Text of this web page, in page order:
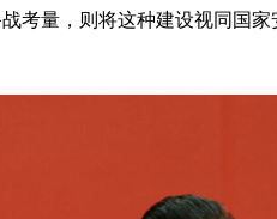
考量，则将这种建设视同国家